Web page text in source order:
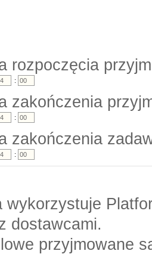
rozpoczęcia
:
zakończenia
:
zakończenia
:
wykorzystuje
dostawcami.
przyjmowane